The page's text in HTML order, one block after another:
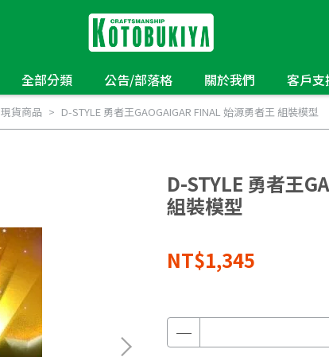
全部分類 公告/部落格 關於我們 客戶支
現貨商品 D-STYLE 勇者王GAOGAIGAR FINAL 始源勇者王 組裝模型
D-STYLE 勇者王
組裝模型
NT$1,345